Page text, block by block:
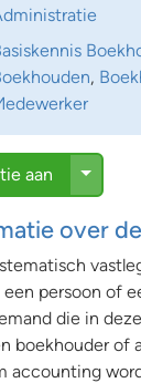
,
aan Toggle
over
persoon of
die in
boekhouder of
accounting